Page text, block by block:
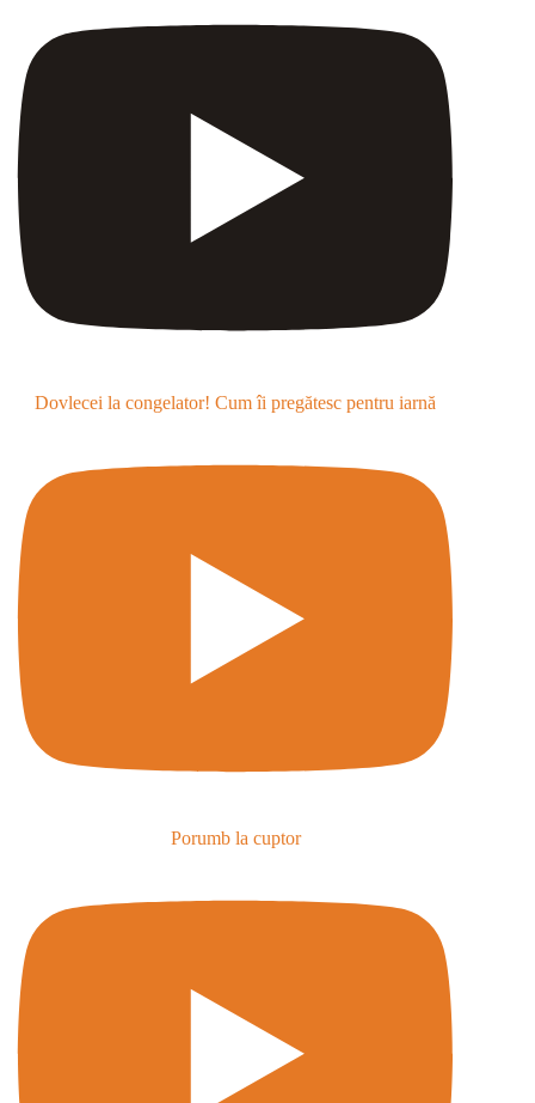
Dovlecei la congelator! Cum îi pregătesc pentru iarnă
Porumb la cuptor